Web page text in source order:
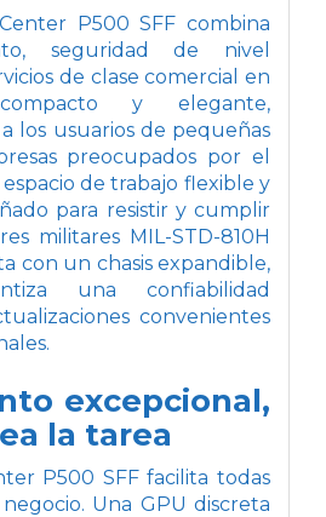
P500 SFF combina
seguridad de nivel
de clase comercial en
y elegante,
los usuarios de pequeñas
preocupados por el
de trabajo flexible y
para resistir y cumplir
militares MIL-STD-810H
con un chasis expandible,
una confiabilidad
convenientes
excepcional,
la tarea
P500 SFF facilita todas
Una GPU discreta